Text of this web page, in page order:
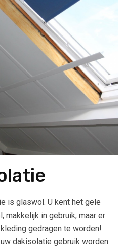
is glaswol. U kent het gele
makkelijk in gebruik, maar er
gedragen te worden!
dakisolatie gebruik worden